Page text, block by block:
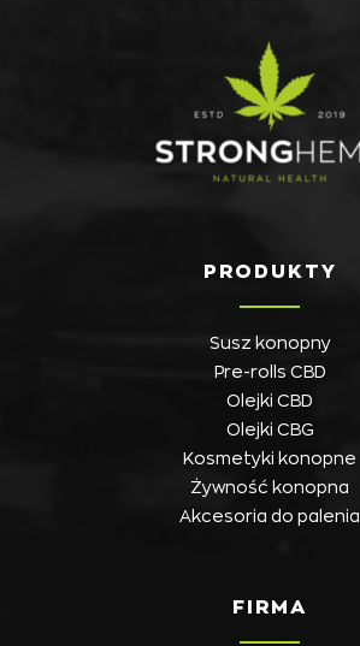
PRODUKTY
Susz konopny
Pre-rolls CBD
Olejki CBD
Olejki CBG
Kosmetyki konopne
Żywność konopna
Akcesoria do palenia
FIRMA